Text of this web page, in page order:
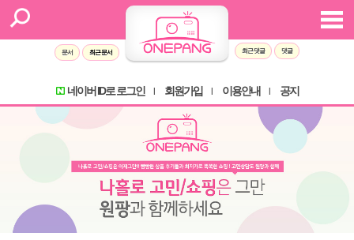
문서 최근 문서 최근 댓글 댓글
네이버 ID로 로그인 회원가입 이용안내 공지